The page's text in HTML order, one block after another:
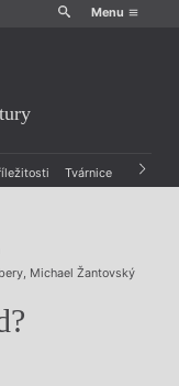
Menu
Tvárnice Archiv
, Michael Žantovský